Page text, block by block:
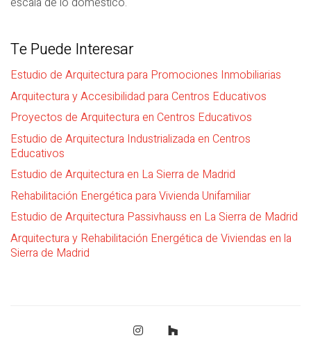
Te Puede Interesar
Estudio de Arquitectura para Promociones Inmobiliarias
Arquitectura y Accesibilidad para Centros Educativos
Proyectos de Arquitectura en Centros Educativos
Estudio de Arquitectura Industrializada en Centros
Educativos
Estudio de Arquitectura en La Sierra de Madrid
Rehabilitación Energética para Vivienda Unifamiliar
Estudio de Arquitectura Passivhauss en La Sierra de Madrid
Arquitectura y Rehabilitación Energética de Viviendas en la
Sierra de Madrid